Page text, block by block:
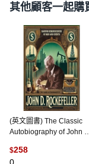
其他顧客一起購
(英文圖書) The Classic
Autobiography of John
Reminiscences Of Men
$258